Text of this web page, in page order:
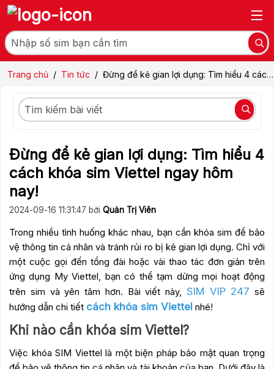
Trang chủ / Tin tức / Đừng để kẻ gian lợi dụng: Tìm hiểu 4 cách
Đừng để kẻ gian lợi dụng: Tìm hiểu 4
cách khóa sim Viettel ngay hôm
nay!
2024-09-16 11:31:47 bởi Quản Trị Viên
Trong nhiều tình huống khác nhau, bạn cần khóa sim để bảo
vệ thông tin cá nhân và tránh rủi ro bị kẻ gian lợi dụng. Chỉ với
một cuộc gọi đến tổng đài hoặc vài thao tác đơn giản trên
ứng dụng My Viettel, bạn có thể tạm dừng mọi hoạt động
trên sim và yên tâm hơn. Bài viết này, SIM VIP 247 sẽ
hướng dẫn chi tiết cách khóa sim Viettel nhé!
Khi nào cần khóa sim Viettel?
Việc khóa SIM Viettel là một biện pháp bảo mật quan trọng